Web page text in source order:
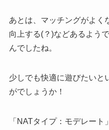
あとは、マッチングがよく
向上する(？)などあるよう
んでしたね。
少しでも快適に遊びたいと
がでしょうか！
「NATタイプ：モデレー